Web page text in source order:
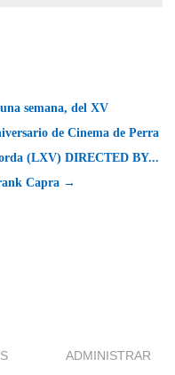
semana, del XV
de Cinema de Perra
(LXV) DIRECTED BY...
Capra →
ADMINISTRAR